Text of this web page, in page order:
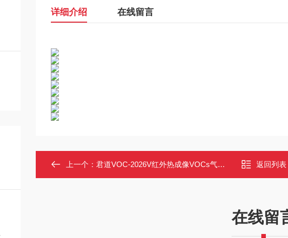
详细介绍 在线留言
上一个： 君道VOC-2026V红外热成像VOCs气体泄漏检测仪 返回列表
在线留